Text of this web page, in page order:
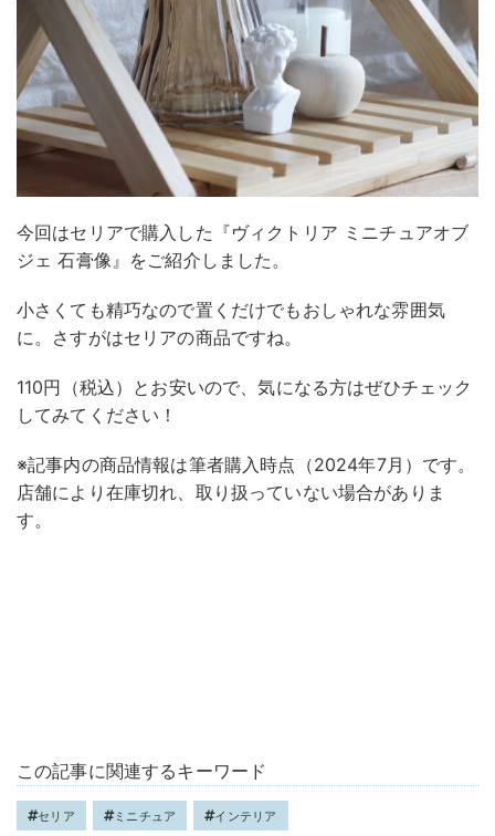
今回はセリアで購入した『ヴィクトリア ミニチュアオブ
ジェ 石膏像』をご紹介しました。
小さくても精巧なので置くだけでもおしゃれな雰囲気
に。さすがはセリアの商品ですね。
110円（税込）とお安いので、気になる方はぜひチェック
してみてください！
※記事内の商品情報は筆者購入時点（2024年7月）です。
店舗により在庫切れ、取り扱っていない場合がありま
す。
この記事に関連するキーワード
セリア ミニチュア インテリア